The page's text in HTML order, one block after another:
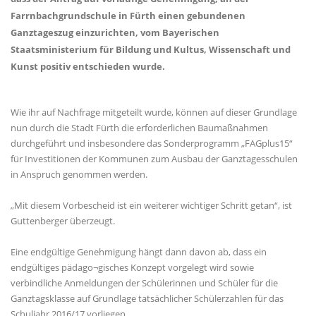
Farrnbachgrundschule in Fürth einen gebundenen
Ganztageszug einzurichten, vom Bayerischen
Staatsministerium für Bildung und Kultus, Wissenschaft und
Kunst positiv entschieden wurde.
Wie ihr auf Nachfrage mitgeteilt wurde, können auf dieser Grundlage
nun durch die Stadt Fürth die erforderlichen Baumaßnahmen
durchgeführt und insbesondere das Sonderprogramm „FAGplus15“
für Investitionen der Kommunen zum Ausbau der Ganztagesschulen
in Anspruch genommen werden.
Mit diesem Vorbescheid ist ein weiterer wichtiger Schritt getan“, ist
Guttenberger überzeugt.
Eine endgültige Genehmigung hängt dann davon ab, dass ein
endgültiges pädago¬gisches Konzept vorgelegt wird sowie
verbindliche Anmeldungen der Schülerinnen und Schüler für die
Ganztagsklasse auf Grundlage tatsächlicher Schülerzahlen für das